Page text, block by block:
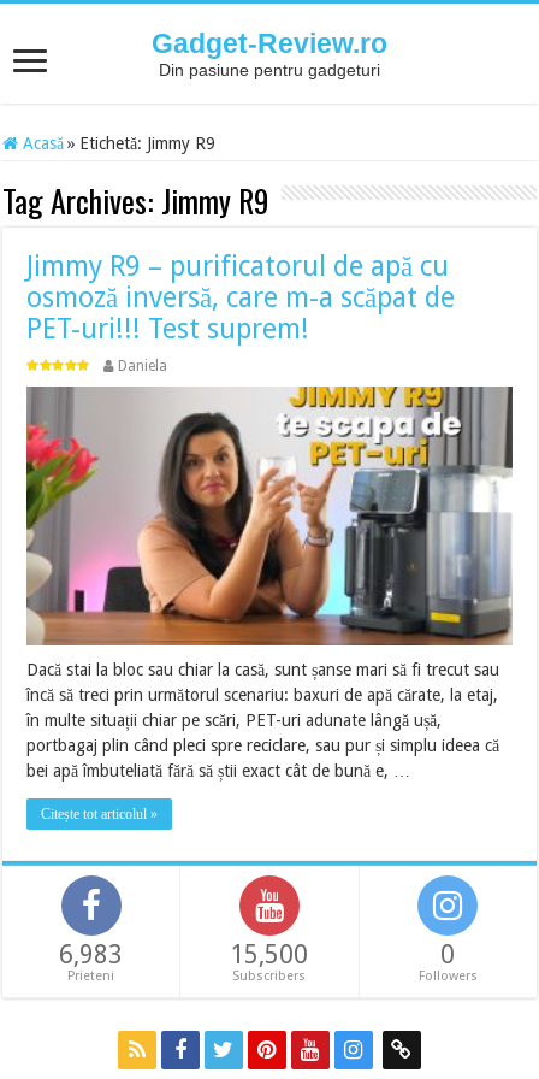
Gadget-Review.ro
Din pasiune pentru gadgeturi
Acasă » Etichetă: Jimmy R9
Tag Archives: Jimmy R9
Jimmy R9 – purificatorul de apă cu
osmoză inversă, care m-a scăpat de
PET-uri!!! Test suprem!
Daniela
Dacă stai la bloc sau chiar la casă, sunt șanse mari să fi trecut sau
încă să treci prin următorul scenariu: baxuri de apă cărate, la etaj,
în multe situații chiar pe scări, PET-uri adunate lângă ușă,
portbagaj plin când pleci spre reciclare, sau pur și simplu ideea că
bei apă îmbuteliată fără să știi exact cât de bună e, …
Citește tot articolul »
6,983
Prieteni
15,500
Subscribers
0
Followers